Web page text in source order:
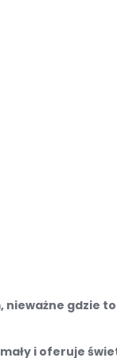
gdzie
i oferuje